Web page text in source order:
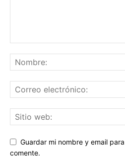
Guardar mi nombre y email
comente.